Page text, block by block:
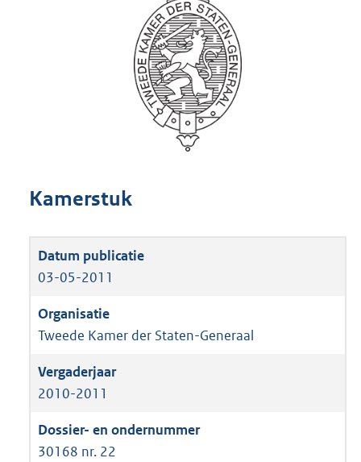
Kamerstuk
03-05-2011
Tweede Kamer der Staten-Generaal
2010-2011
30168 nr. 22